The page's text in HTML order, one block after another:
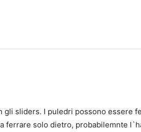
gli sliders. I puledri possono essere
ferrare solo dietro, probabilemnte